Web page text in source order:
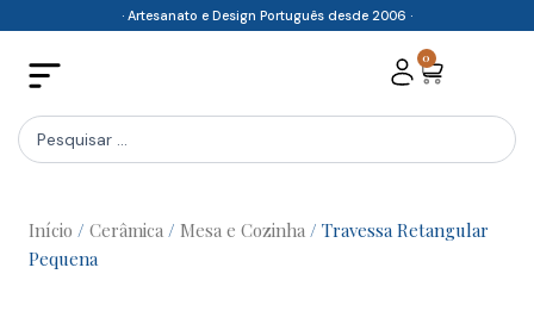
content
· Artesanato e Design Português desde 2006 ·
0
Cart
Search
...
Início / Cerâmica / Mesa e Cozinha / Travessa Retangular
Pequena